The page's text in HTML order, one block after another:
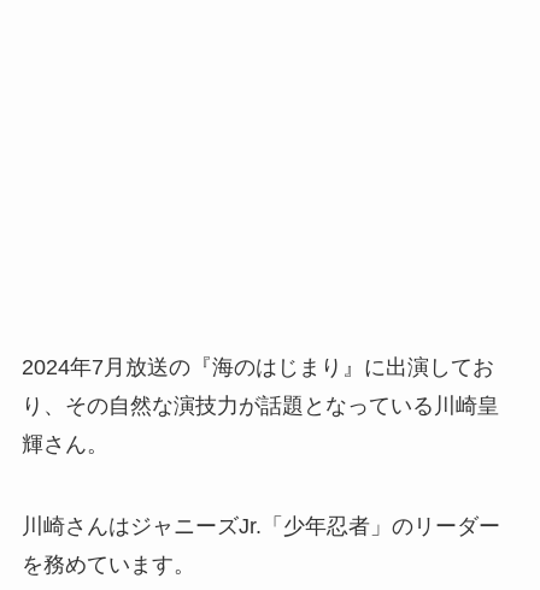
2024年7月放送の『海のはじまり』に出演してお
り、その自然な演技力が話題となっている川崎皇
輝さん。
川崎さんはジャニーズJr.「少年忍者」のリーダー
を務めています。